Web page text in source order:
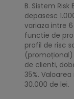
B. Sistem
depasesc
variaza intre
functie de
profil de risc
(promoțional)
de clienti,
35%.
30.000 de lei.